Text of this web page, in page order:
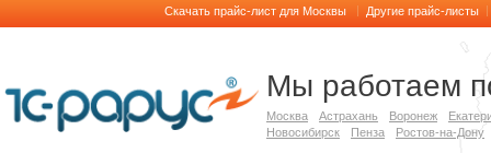
Скачать прайс-лист для Москвы | Другие прайс-листы |
Мы работаем
Москва Астрахань Воронеж
Новосибирск
Пенза Ростов-на-Дону